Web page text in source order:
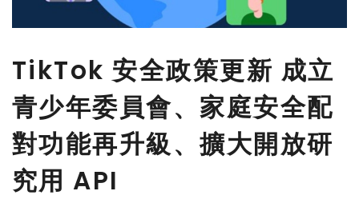
TikTok 安全政策更新 成立
青少年委員會、家庭安全配
對功能再升級、擴大開放研
究用 API